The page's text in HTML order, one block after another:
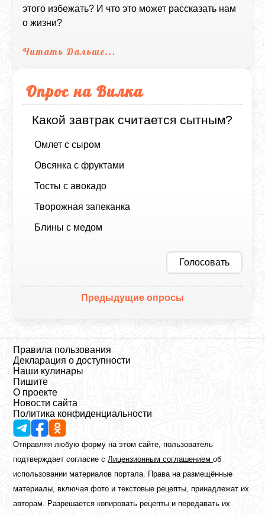
этого избежать? И что это может рассказать нам
о жизни?
Читать Дальше...
Опрос на Вилка
Какой завтрак считается сытным?
Омлет с сыром
Овсянка с фруктами
Тосты с авокадо
Творожная запеканка
Блины с медом
Голосовать
Предыдущие опросы
Правила пользования
Декларация о доступности
Наши кулинары
Пишите
О проекте
Новости сайта
Политика конфиденциальности
Отправляя любую форму на этом сайте, пользователь
подтверждает согласие сЛицензионным соглашениемоб
использовании материалов портала. Права на размещённые
материалы, включая фото и текстовые рецепты, принадлежат их
авторам. Разрешается копировать рецепты и передавать их